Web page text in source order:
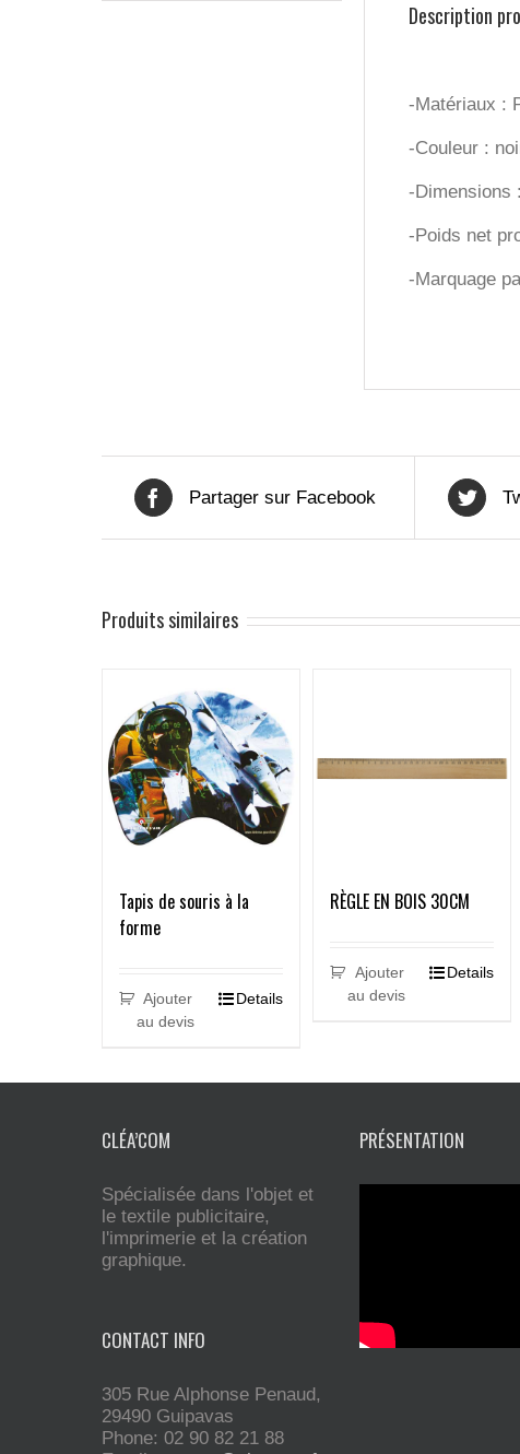
Description
-Matériaux :
-Couleur :
-Dimensions :
-Poids net
-Marquage
Partager sur Facebook
Produits similaires
Tapis de souris à la
forme
Ajouter
au devis
Details
RÈGLE EN BOIS 30CM
Ajouter
au devis
Details
CLÉA’COM
Spécialisée dans l'objet et
le textile publicitaire,
l'imprimerie et la création
graphique.
CONTACT INFO
305 Rue Alphonse Penaud,
29490 Guipavas
Phone: 02 90 82 21 88
PRÉSENTATION